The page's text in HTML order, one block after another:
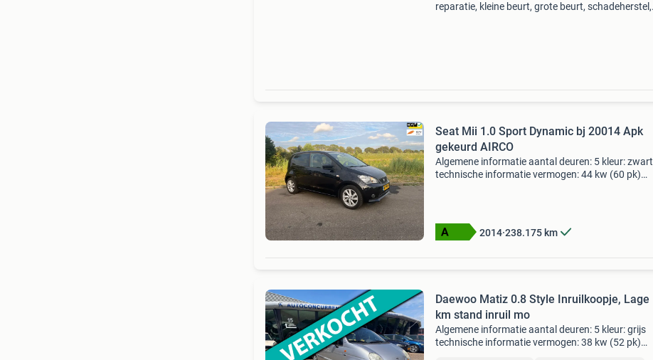
reparatie, kleine beurt, grote beurt, schadeherstel,
Seat Mii 1.0 Sport Dynamic bj 20014 Apk
gekeurd AIRCO
Algemene informatie aantal deuren: 5 kleur: zwart
technische informatie vermogen: 44 kw (60 pk)
2014 238.175 km
Daewoo Matiz 0.8 Style Inruilkoopje, Lage
km stand inruil mo
Algemene informatie aantal deuren: 5 kleur: grijs
technische informatie vermogen: 38 kw (52 pk)